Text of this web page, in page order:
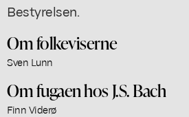
Bestyrelsen.
Om folkeviserne
Sven Lunn
Om fugaen hos J.S. Bach
Finn Viderø